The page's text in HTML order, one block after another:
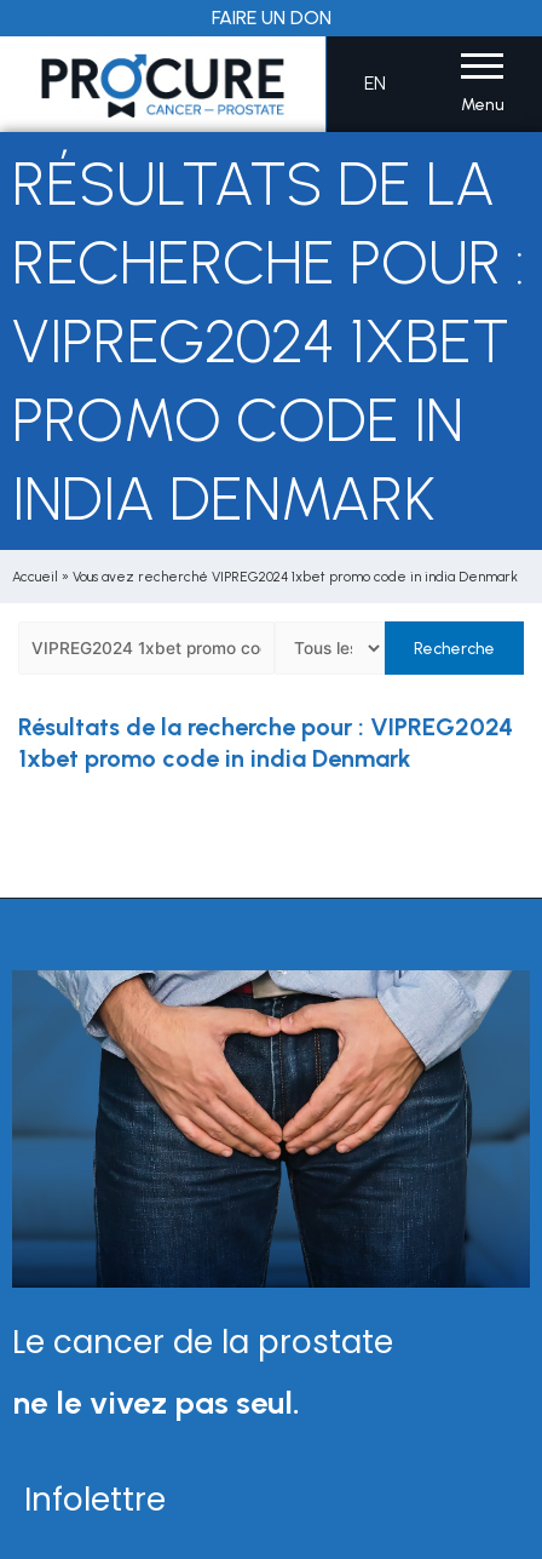
au
contenu
FAIRE UN DON
EN
Menu
RÉSULTATS DE LA
RECHERCHE POUR :
VIPREG2024 1XBET
PROMO CODE IN
INDIA DENMARK
Accueil » Vous avez recherché VIPREG2024 1xbet promo code in india Denmark
Résultats de la recherche pour : VIPREG2024
1xbet promo code in india Denmark
Le cancer de la prostate
ne le vivez pas seul.
Infolettre